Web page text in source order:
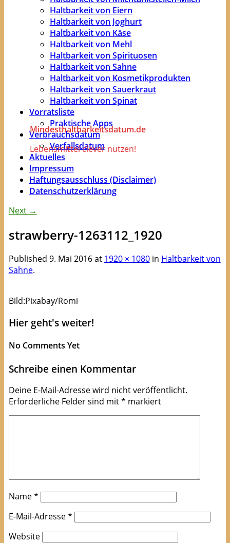
Mindesthaltbarkeitsdatum.de
Lebensmittel clever nutzen!
Haltbarkeit von Eiern
Haltbarkeit von Joghurt
Haltbarkeit von Käse
Haltbarkeit von Mehl
Haltbarkeit von Spirituosen
Haltbarkeit von Sahne
Haltbarkeit von Kosmetikprodukten
Haltbarkeit von Sauerkraut
Haltbarkeit von Spinat
Vorratsliste
Praktische Apps
Verbrauchsdatum
Verfallsdatum
Aktuelles
Impressum
Haftungsausschluss (Disclaimer)
Datenschutzerklärung
Next →
strawberry-1263112_1920
Published 9. Mai 2016at 1920 × 1080in Haltbarkeit von
Sahne.
Bild:Pixabay/Romi
Hier geht's weiter!
No Comments Yet
Schreibe einen Kommentar
Deine E-Mail-Adresse wird nicht veröffentlicht.
Erforderliche Felder sind mit* markiert
Name*
E-Mail-Adresse*
Website